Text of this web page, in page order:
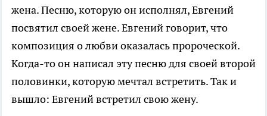
жена. Песню, которую он исполнял, Евгений
посвятил своей жене. Евгений говорит, что
композиция о любви оказалась пророческой.
Когда-то он написал эту песню для своей второй
половинки, которую мечтал встретить. Так и
вышло: Евгений встретил свою жену.